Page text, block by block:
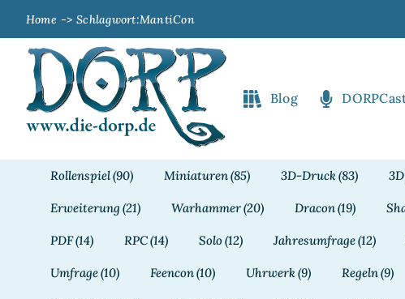
springen
Home Schlagwort:MantiCon
Blog
Rollenspiel(90) Miniaturen(85) 3D-Druck(83) 3D
Erweiterung (21) Warhammer(20) Dracon(19)
PDF(14) RPC(14) Solo(12) Jahresumfrage(12)
Umfrage(10) Feencon(10) Uhrwerk(9) Regeln(9)